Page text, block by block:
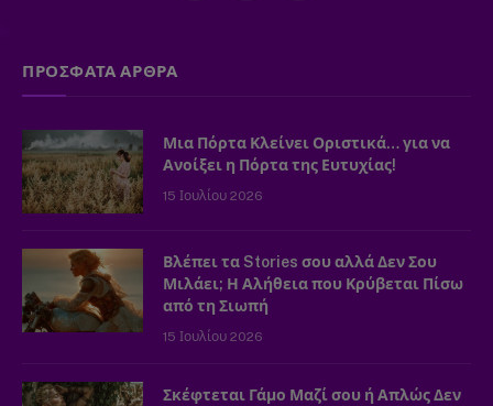
ΠΡΟΣΦΑΤΑ ΑΡΘΡΑ
Μια Πόρτα Κλείνει Οριστικά… για να
Ανοίξει η Πόρτα της Ευτυχίας!
15 Ιουλίου 2026
Βλέπει τα Stories σου αλλά Δεν Σου
Μιλάει; Η Αλήθεια που Κρύβεται Πίσω
από τη Σιωπή
15 Ιουλίου 2026
Σκέφτεται Γάμο Μαζί σου ή Απλώς Δεν